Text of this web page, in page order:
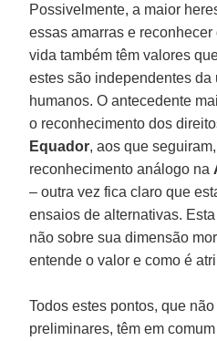
Possivelmente, a maior
essas amarras e
vida também têm valores
estes são independentes da
humanos. O antecedente
o reconhecimento dos
Equador, aos que
reconhecimento análogo na
– outra vez fica claro que
ensaios de alternativas.
não sobre sua dimensão
entende o valor e como é
Todos estes pontos, que
preliminares, têm em